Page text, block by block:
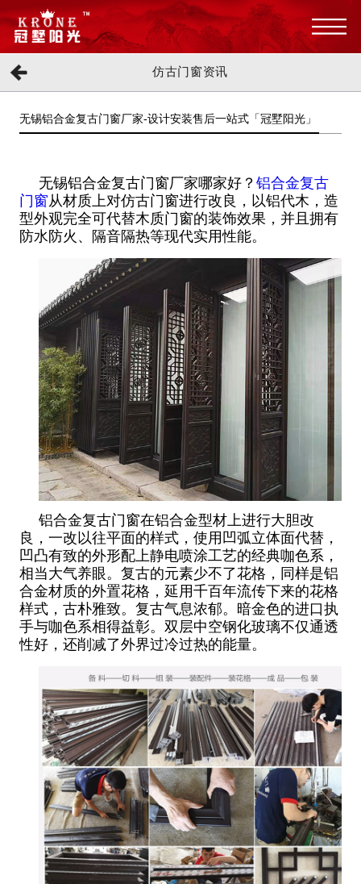
仿古门窗资讯
无锡铝合金复古门窗厂家-设计安装售后一站式「冠墅阳光」
无锡铝合金复古门窗厂家哪家好？ 铝合金复古
门窗从材质上对仿古门窗进行改良，以铝代木，造
型外观完全可代替木质门窗的装饰效果，并且拥有
防水防火、隔音隔热等现代实用性能。
铝合金复古门窗在铝合金型材上进行大胆改
良，一改以往平面的样式，使用凹弧立体面代替，
凹凸有致的外形配上静电喷涂工艺的经典咖色系，
相当大气养眼。复古的元素少不了花格，同样是铝
合金材质的外置花格，延用千百年流传下来的花格
样式，古朴雅致。复古气息浓郁。暗金色的进口执
手与咖色系相得益彰。双层中空钢化玻璃不仅通透
性好，还削减了外界过冷过热的能量。